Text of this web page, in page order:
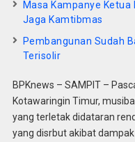
Masa Kampanye
Jaga Kamtibmas
Pembangunan Sudah
Terisolir
BPKnews – SAMPIT –
Kotawaringin Timur,
yang terletak didataran
yang disrbut akibat